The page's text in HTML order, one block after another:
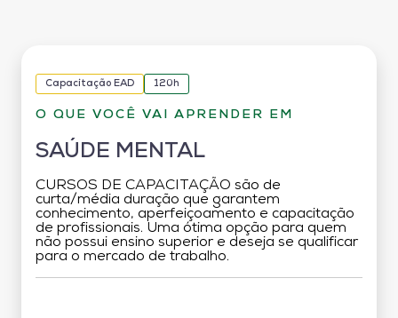
Capacitação EAD 120h
O QUE VOCÊ VAI APRENDER EM
SAÚDE MENTAL
CURSOS DE CAPACITAÇÃO são de
curta/média duração que garantem
conhecimento, aperfeiçoamento e capacitação
de profissionais. Uma ótima opção para quem
não possui ensino superior e deseja se qualificar
para o mercado de trabalho.